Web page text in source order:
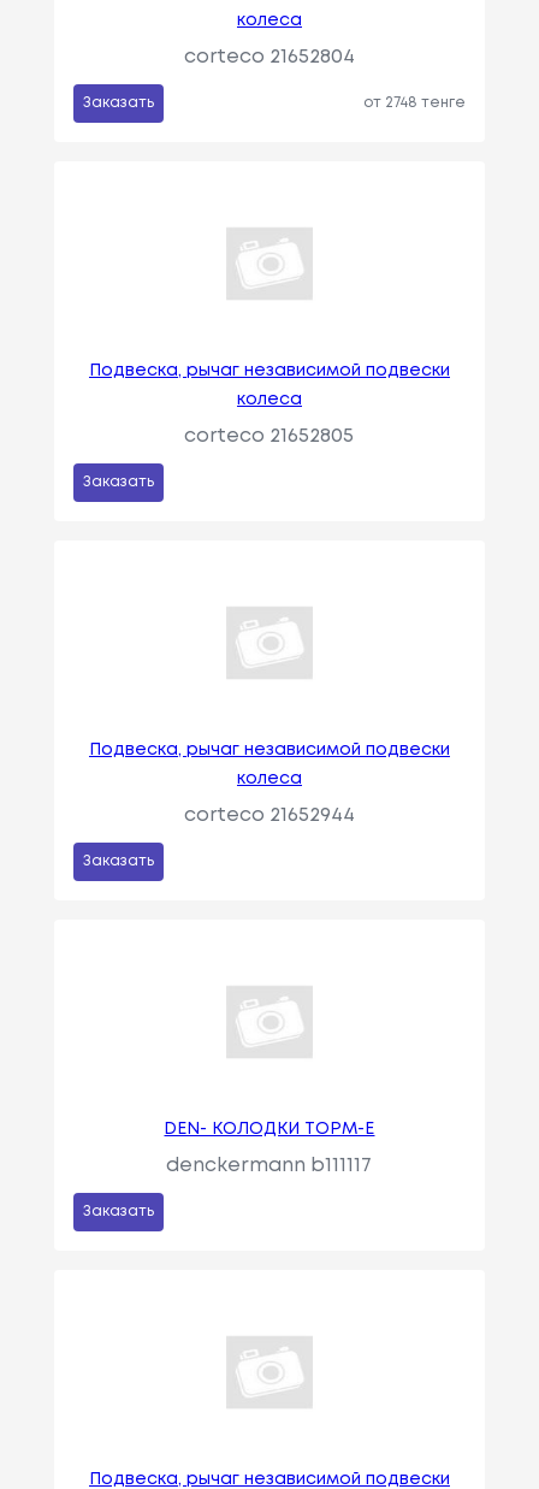
колеса
corteco 21652804
Заказать от 2748 тенге
Подвеска, рычаг независимой подвески
колеса
corteco 21652805
Заказать
Подвеска, рычаг независимой подвески
колеса
corteco 21652944
Заказать
DEN- КОЛОДКИ ТОРМ-Е
denckermann b111117
Заказать
Подвеска, рычаг независимой подвески